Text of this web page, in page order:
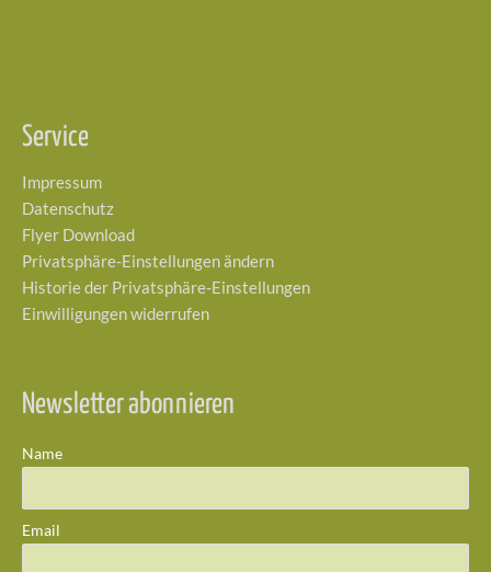
Service
Impressum
Datenschutz
Flyer Download
Privatsphäre-Einstellungen ändern
Historie der Privatsphäre-Einstellungen
Einwilligungen widerrufen
Newsletter abonnieren
Name
Email